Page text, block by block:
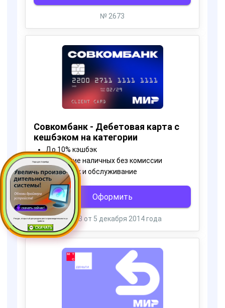
Пора для Апгрейда
Ресурс, открытый для раздачи роста производительности ус
тройств